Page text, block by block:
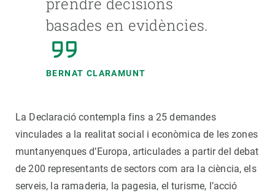
basades en evidències.
BERNAT CLARAMUNT
La Declaració contempla fins a 25 demandes
vinculades a la realitat social i econòmica de les zones
muntanyenques d’Europa, articulades a partir del debat
de 200 representants de sectors com ara la ciència, els
serveis, la ramaderia, la pagesia, el turisme, l’acció